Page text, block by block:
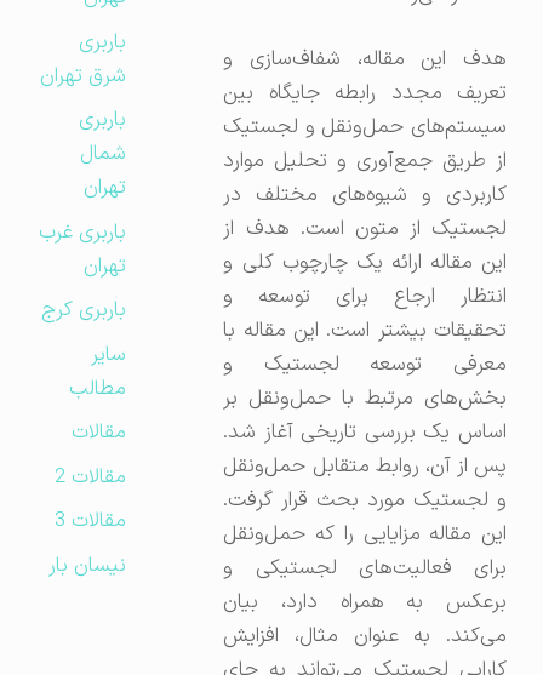
هدف این مقاله، شفاف‌سازی و
تعریف مجدد رابطه جایگاه بین
سیستم‌های حمل‌ونقل و لجستیک
از طریق جمع‌آوری و تحلیل موارد
کاربردی و شیوه‌های مختلف در
لجستیک از متون است. هدف از
این مقاله ارائه یک چارچوب کلی و
انتظار ارجاع برای توسعه و
تحقیقات بیشتر است. این مقاله با
معرفی توسعه لجستیک و
بخش‌های مرتبط با حمل‌ونقل بر
اساس یک بررسی تاریخی آغاز شد.
پس از آن، روابط متقابل حمل‌ونقل
و لجستیک مورد بحث قرار گرفت.
این مقاله مزایایی را که حمل‌ونقل
برای فعالیت‌های لجستیکی و
برعکس به همراه دارد، بیان
می‌کند. به عنوان مثال، افزایش
باربری
شرق تهران
باربری
شمال
تهران
باربری غرب
تهران
باربری کرج
مطالب
مقالات
مقالات 2
مقالات 3
نیسان بار